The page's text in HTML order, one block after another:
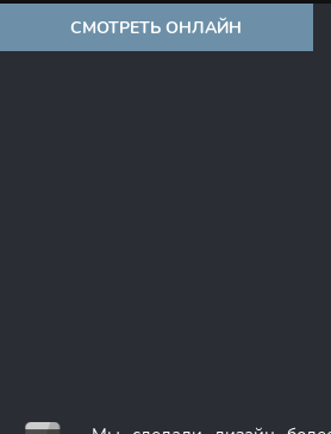
СМОТРЕТЬ ОНЛАЙН